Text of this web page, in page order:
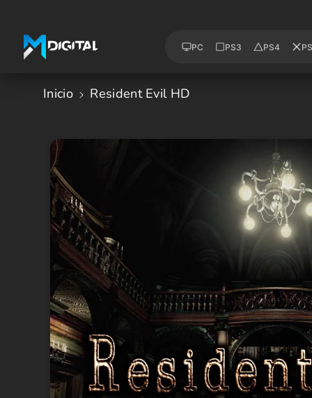
PC PS3 PS4
Inicio
Resident Evil HD
Producto